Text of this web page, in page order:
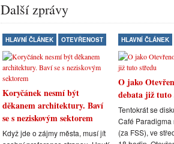
Další zprávy
HLAVNÍ ČLÁNEK OTEVŘENOST
Koryčánek nesmí být
děkanem architektury. Baví
se s neziskovým sektorem
Když jde o zájmy města, musí jít
HLAVNÍ ČLÁNEK
O jako
debata již tuto
Tentokrát se
Café Paradigma
(za FSS), ve